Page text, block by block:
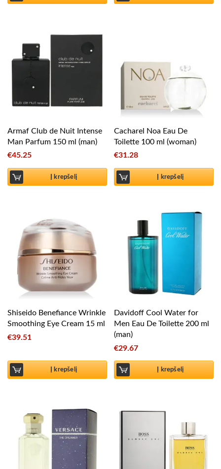
Armaf Club de Nuit Intense
Man Parfum 150 ml (man)
€45.25
Į krepšelį
Cacharel Noa Eau De
Toilette 100 ml (woman)
€31.28
Į krepšelį
Shiseido Benefiance Wrinkle
Smoothing Eye Cream 15 ml
€39.51
Į krepšelį
Davidoff Cool Water for
Men Eau De Toilette 200 ml
(man)
€29.67
Į krepšelį